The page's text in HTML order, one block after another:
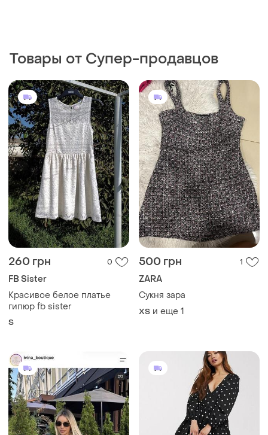
Товары от Супер-продавцов
260 грн 0
FB Sister
Красивое белое платье
гипюр fb sister
S
500 грн 1
ZARA
Сукня зара
ХS и еще 1